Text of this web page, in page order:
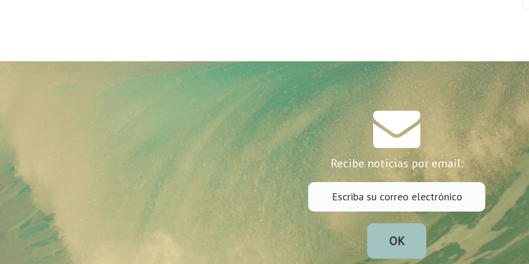
Recibe noticias por email:
OK